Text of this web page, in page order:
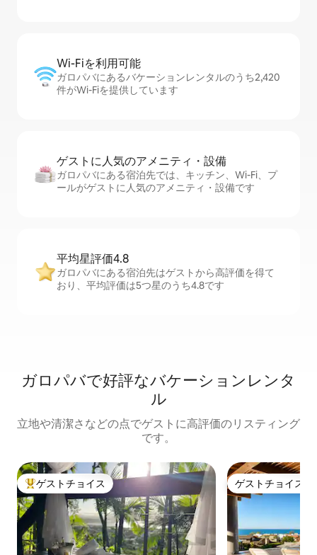
Wi-Fiを利⁠用⁠可⁠能
ガロパバにあるバケーションレンタルのうち2,420
件がWi-Fiを提供しています
ゲストに人⁠気⁠のア⁠メ⁠ニ⁠テ⁠ィ・設⁠備
ガロパバにある宿泊先では、キッチン、Wi-Fi、プ
ールがゲストに人気のアメニティ・設備です
平均星評価4.8
ガロパバにある宿泊先はゲストから高評価を得て
おり、平均評価は5つ星のうち4.8です
ガロパバで好評なバケーションレンタ
ル
立地や清潔さなどの点でゲストに高評価のリスティング
です。
大好評のゲストチョイスです。
ゲストチョイス ゲストチョイス
ゲストチョイス